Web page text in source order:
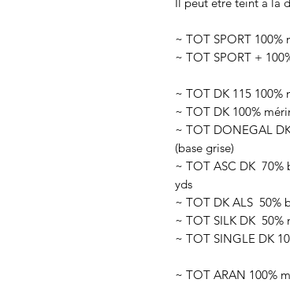
~ TOT SPORT 100%
~ TOT SPORT +
~ TOT DK 115 100%
~ TOT DK 100%
~ TOT DONEGAL
(base grise)
~ TOT ASC DK 70%
yds
~ TOT DK ALS 50%
~ TOT SILK DK 50%
~ TOT SINGLE DK
~ TOT ARAN 100%